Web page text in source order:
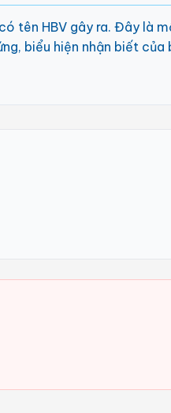
tên HBV gây ra. Đây là
biểu hiện nhận biết